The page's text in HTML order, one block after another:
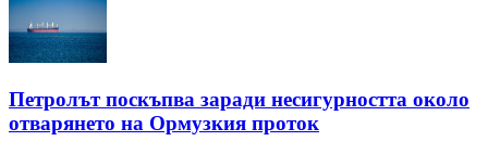
Петролът поскъпва заради несигурността около
отварянето на Ормузкия проток